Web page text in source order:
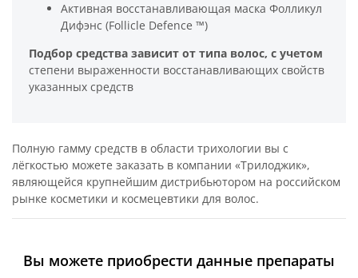
Активная восстанавливающая маска Фолликул
Дифэнс (Follicle Defence ™)
Подбор средства зависит от типа волос, с учетом
степени выраженности восстанавливающих свойств
указанных средств
Полную гамму средств в области трихологии вы с
лёгкостью можете заказать в компании «Трилоджик»,
являющейся крупнейшим дистрибьютором на российском
рынке косметики и космецевтики для волос.
Вы можете приобрести данные препараты